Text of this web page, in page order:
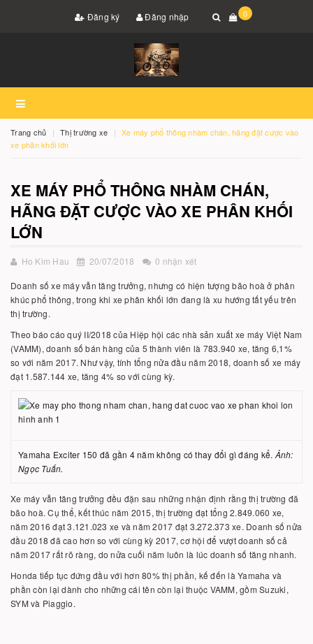
Đăng ký Đăng nhập 0
Trang chủ Thị trường xe
Xe máy phổ thông nhàm chán, hãng đặt cược vào
xe phân khối lớn
XE MÁY PHỔ THÔNG NHÀM CHÁN,
HÃNG ĐẶT CƯỢC VÀO XE PHÂN KHỐI
LỚN
Ho Kim Hau 20/07/2018 0 nhận xét
Doanh số xe máy vẫn tăng trưởng, nhưng có hiện tượng bão hoà ở phân
khúc phổ thông, trong khi xe phân khối lớn đang là xu hướng tất yếu trên
thị trường.
Theo báo cáo quý II/2018 của Hiệp hội các nhà sản xuất xe máy Việt Nam
(VAMM), doanh số bán hàng của 5 thành viên là 783.940 xe, tăng 6,1%
so với năm 2017. Như vậy, tính tổng nửa đầu năm 2018, doanh số xe máy
đạt 1.587.144 xe, tăng 4% so với cùng kỳ.
Yamaha Exciter 150 đã gần 4 năm không có thay đổi gì đáng kể. Ảnh:
Ngọc Tuấn.
Xe máy vẫn tăng trưởng đều đặn sau những nhận định rằng thị trường đã
bão hoà. Cụ thể, kết thúc năm 2015, thị trường đạt tổng 2.849.060 xe,
năm 2016 đạt 3.121.023 xe và năm 2017 đạt 3.272.373 xe. Doanh số nửa
đầu 2018 đã cao hơn so với cùng kỳ 2017, cơ hội để vượt doanh số cả
năm 2017 rất rõ ràng, do nửa cuối năm luôn là lúc doanh số tăng nhanh.
Honda tiếp tục đứng đầu với hơn 80% thị phần, kế đến là Yamaha và
phần còn lại dành cho những cái tên còn lại thuộc VAMM, gồm Suzuki,
SYM và Piaggio.